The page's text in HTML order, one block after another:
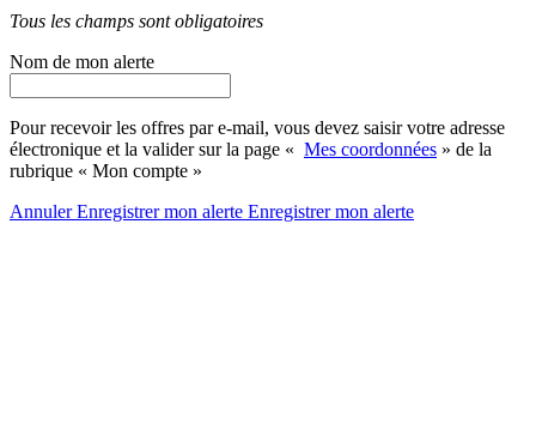
Tous les champs sont obligatoires
Nom de mon alerte
Pour recevoir les offres par e-mail, vous devez saisir votre adresse
électronique et la valider sur la page « Mes coordonnées » de la
rubrique « Mon compte »
AnnulerEnregistrer mon alerte Enregistrermon alerte